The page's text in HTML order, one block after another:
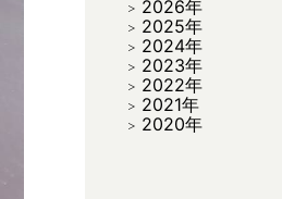
2026年
2025年
2024年
2023年
2022年
2021年
2020年